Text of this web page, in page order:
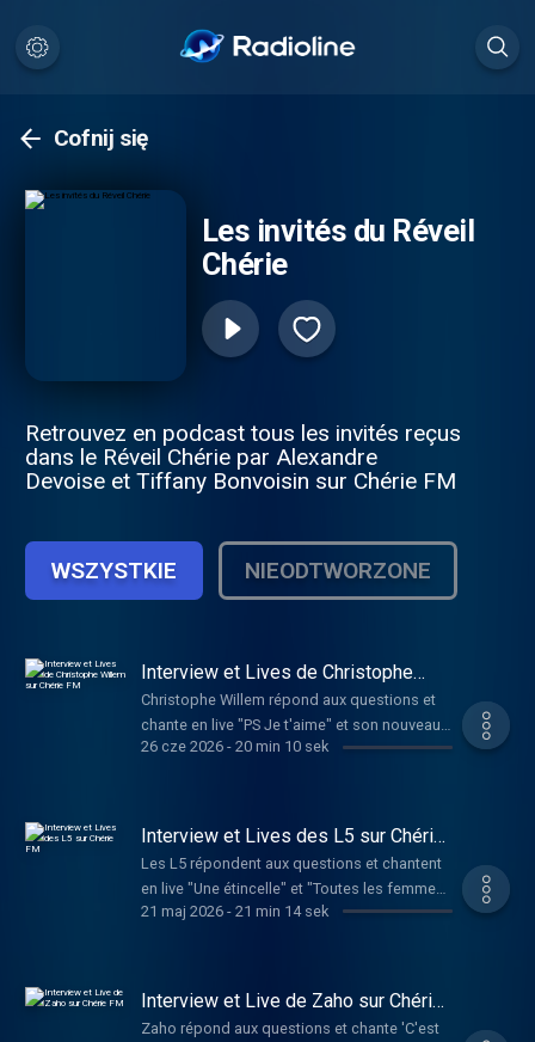
Cofnij się
Les invités du Réveil
Chérie
Retrouvez en podcast tous les invités reçus
dans le Réveil Chérie par Alexandre
Devoise et Tiffany Bonvoisin sur Chérie FM
WSZYSTKIE NIEODTWORZONE
Interview et Lives de Christophe
Willem sur Chérie FM
Christophe Willem répond aux questions et
chante en live "PS Je t'aime" et son nouveau
single "Systaime"
26 cze 2026- 20 min 10 sek
Interview et Lives des L5 sur Chérie
FM
Les L5 répondent aux questions et chantent
en live "Une étincelle" et "Toutes les femmes
de ta vie"
21 maj 2026- 21 min 14 sek
Interview et Live de Zaho sur Chérie
FM
Zaho répond aux questions et chante 'C'est